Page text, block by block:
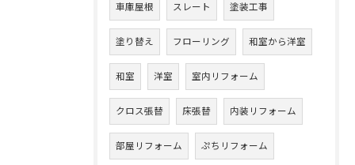
車庫屋根 スレート 塗装工事
塗り替え フローリング 和室から洋室
和室 洋室 室内リフォーム
クロス張替 床張替 内装リフォーム
部屋リフォーム ぷちリフォーム